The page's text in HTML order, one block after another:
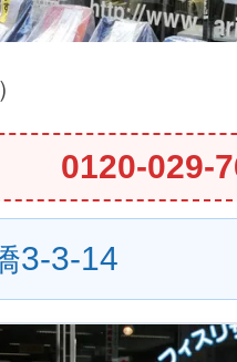
0120-029-
3-3-14